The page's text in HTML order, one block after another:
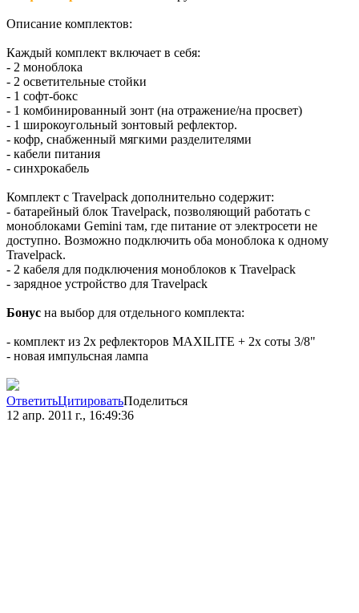
Описание комплектов:
Каждый комплект включает в себя:
- 2 моноблока
- 2 осветительные стойки
- 1 софт-бокс
- 1 комбинированный зонт (на отражение/на просвет)
- 1 широкоугольный зонтовый рефлектор.
- кофр, снабженный мягкими разделителями
- кабели питания
- синхрокабель
Комплект с Travelpack дополнительно содержит:
- батарейный блок Travelpack, позволяющий работать с
моноблоками Gemini там, где питание от электросети не
доступно. Возможно подключить оба моноблока к одному
Travelpack.
- 2 кабеля для подключения моноблоков к Travelpack
- зарядное устройство для Travelpack
Бонус на выбор для отдельного комплекта:
- комплект из 2x рефлекторов MAXILITE + 2х соты 3/8"
- новая импульсная лампа
ОтветитьЦитироватьПоделиться
12 апр. 2011 г., 16:49:36